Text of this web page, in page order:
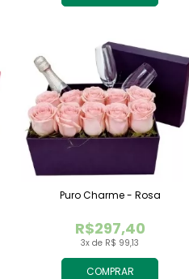
COMPRAR
3x de R$ 99,13
R$297,40
Puro Charme - Rosa